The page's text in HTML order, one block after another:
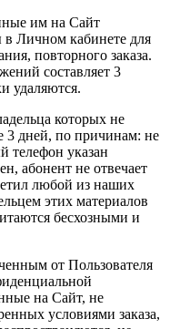
им на Сайт
Личном кабинете для
повторного заказа.
составляет 3
удаляются.
которых не
3 дней, по причинам: не
телефон указан
абонент не отвечает
любой из наших
этих материалов
бесхозными и
от Пользователя
на Сайт, не
условиями заказа,